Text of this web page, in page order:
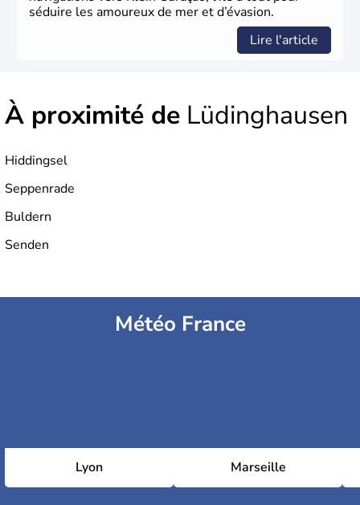
séduire les amoureux de mer et d’évasion.
Lire l'article
À proximité de Lüdinghausen
Hiddingsel
Seppenrade
Buldern
Senden
Météo France
Lyon Marseille